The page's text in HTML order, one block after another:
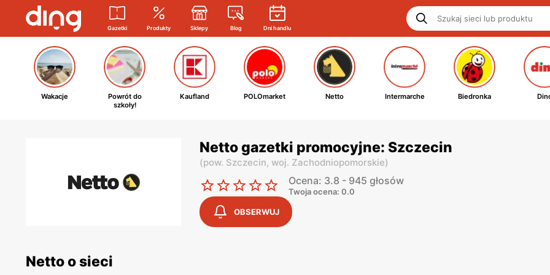
Gazetki Produkty Sklepy Blog Dni handlu
Wakacje
Powrót do
szkoły!
Kaufland POLOmarket Netto Intermarche Biedronka
Netto gazetki promocyjne: Szczecin
(pow. Szczecin, woj. Zachodniopomorskie)
Ocena: 3.8 - 945 głosów
Twoja ocena: 0.0
OBSERWUJ
Netto o sieci